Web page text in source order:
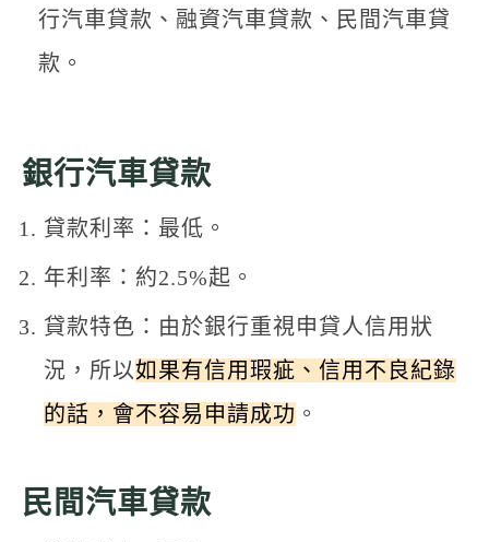
行汽車貸款、融資汽車貸款、民間汽車貸
款。
銀行汽車貸款
貸款利率：最低。
年利率：約2.5%起。
貸款特色：由於銀行重視申貸人信用狀
況，所以如果有信用瑕疵、信用不良紀錄
的話，會不容易申請成功 。
民間汽車貸款